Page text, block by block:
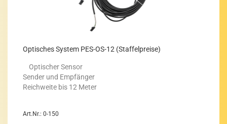
Op­ti­sches Sys­tem PES-​OS-12 (Staf­fel­prei­se)
Op­ti­scher Sen­sor
Sen­der und Emp­fän­ger
Reich­wei­te bis 12 Meter
Art.Nr.: 0-150